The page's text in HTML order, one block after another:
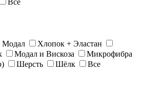
Все
Модал
Хлопок + Эластан
Модал и Вискоза
Микрофибра
Шерсть Шёлк Все